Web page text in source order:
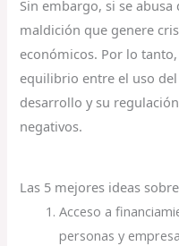
Sin embargo, si se
maldición que genere
económicos. Por lo
equilibrio entre el uso
desarrollo y su
negativos.
Las 5 mejores ideas
Acceso a
personas y